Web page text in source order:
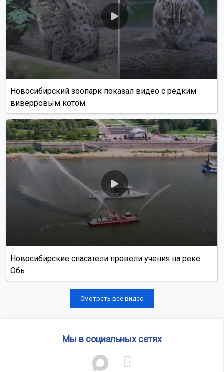
Новосибирский зоопарк показал видео с редким
виверровым котом
Новосибирские спасатели провели учения на реке
Обь
Смотреть все видео
Мы в социальных сетях